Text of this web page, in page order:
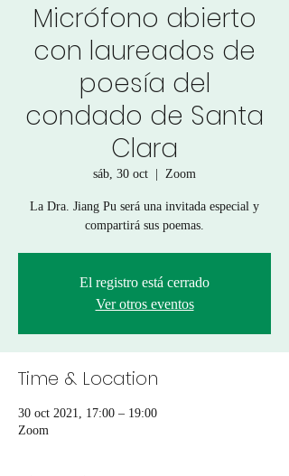
Micrófono abierto
con laureados de
poesía del
condado de Santa
Clara
sáb, 30 oct Zoom
La Dra. Jiang Pu será una invitada especial y
compartirá sus poemas.
El registro está cerrado
Ver otros eventos
Time & Location
30 oct 2021, 17:00 – 19:00
Zoom